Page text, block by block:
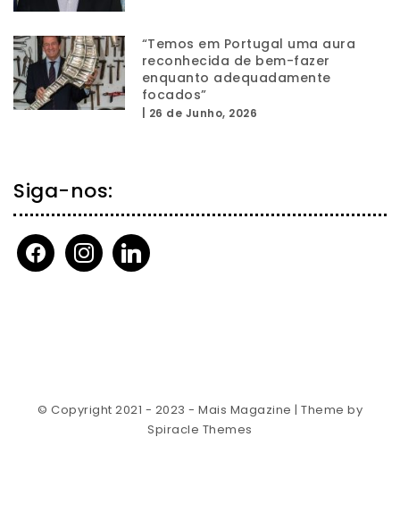
“Temos em Portugal uma aura
reconhecida de bem-fazer
enquanto adequadamente
focados”
26 de Junho, 2026
Siga-nos:
facebookinstagramlinkedin
© Copyright 2021 - 2023 - Mais Magazine | Theme by
Spiracle Themes